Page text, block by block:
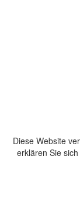
Diese Website
erklären Sie